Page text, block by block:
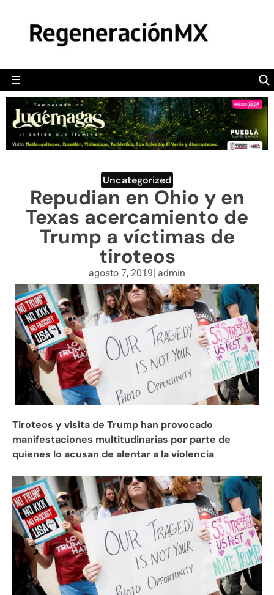
☰
POLÍTICA
CAMALEÓN
OPINIÓN
DEPORTES
ENGLISH SECTION
VIDEOS
Uncategorized
Repudian en Ohio y en
Texas acercamiento de
Trump a víctimas de
tiroteos
agosto 7, 2019| admin
Tiroteos y visita de Trump han provocado
manifestaciones multitudinarias por parte de
quienes lo acusan de alentar a la violencia